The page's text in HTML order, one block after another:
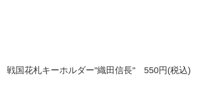
戦国花札キーホルダー"織田信長" 550円(税込)